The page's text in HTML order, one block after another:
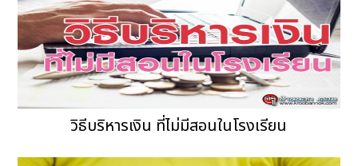
วิธีบริหารเงิน ที่ไม่มีสอนในโรงเรียน